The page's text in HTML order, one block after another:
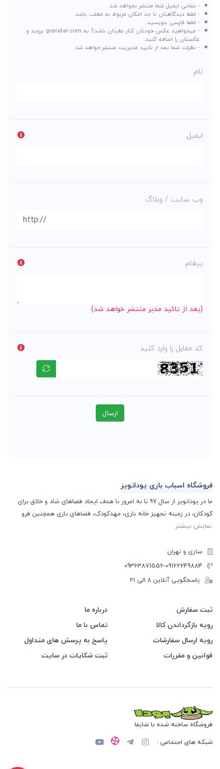
- نشانی ایمیل شما منتشر نخواهد شد.
- لطفا دیدگاهتان تا حد امکان مربوط به مطلب باشد.
- لطفا فارسی بنویسید.
- میخواهید عکس خودتان کنار نظرتان باشد؟ به gravatar.com بروید و
عکستان را اضافه کنید.
- نظرات شما بعد از تایید مدیریت منتشر خواهد شد
نام
ایمیل
وب سایت / وبلاگ
پیغام
(بعد از تائید مدیر منتشر خواهد شد)
کد مقابل را وارد کنید
ارسال
فروشگاه اسباب بازی یوداتویز
ما در یوداتویز از سال 97 تا به امروز با هدف ایجاد فضاهای شاد و خلاق برای
کودکان، در زمینه تجهیز خانه بازی، مهدکودک، فضاهای بازی همچنین فرو
نمایش بیشتر
ساری و تهران
09122249884
-09363871556
پاسخگویی آنلاین 8 الی 21
ثبت سفارش
درباره ما
رویه بازگرداندن کالا
تماس با ما
رویه ارسال سفارشات
پاسخ به پرسش های متداول
قوانین و مقررات
ثبت شکایات در سایت
فروشگاه ساخته شده با شاپفا
شبکه های اجتماعی :